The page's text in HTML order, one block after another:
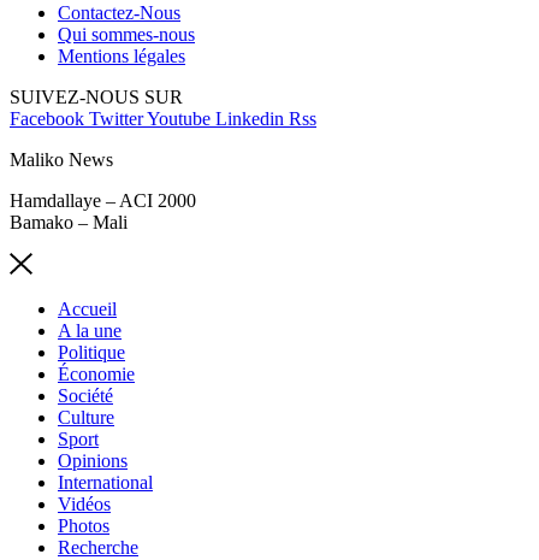
Contactez-Nous
Qui sommes-nous
Mentions légales
SUIVEZ-NOUS SUR
Facebook TwitterYoutube Linkedin Rss
Maliko News
Hamdallaye – ACI 2000
Bamako – Mali
Accueil
A la une
Politique
Économie
Société
Culture
Sport
Opinions
International
Vidéos
Photos
Recherche